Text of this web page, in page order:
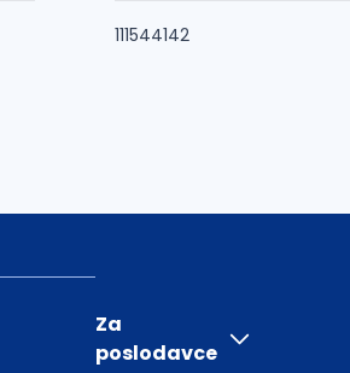
111544142
Za
poslodavce